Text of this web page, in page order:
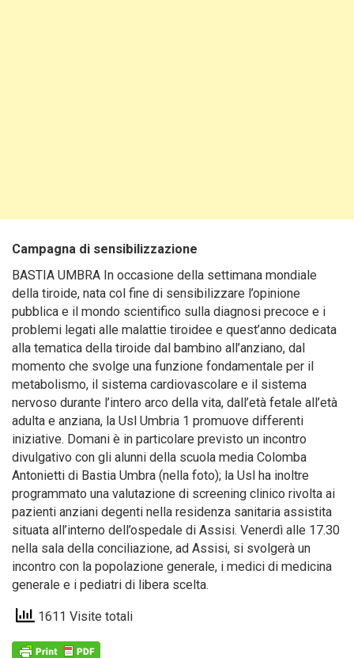
Campagna di sensibilizzazione
BASTIA UMBRA In occasione della settimana mondiale
della tiroide, nata col fine di sensibilizzare l’opinione
pubblica e il mondo scientifico sulla diagnosi precoce e i
problemi legati alle malattie tiroidee e quest’anno dedicata
alla tematica della tiroide dal bambino all’anziano, dal
momento che svolge una funzione fondamentale per il
metabolismo, il sistema cardiovascolare e il sistema
nervoso durante l’intero arco della vita, dall’età fetale all’età
adulta e anziana, la Usl Umbria 1 promuove differenti
iniziative. Domani è in particolare previsto un incontro
divulgativo con gli alunni della scuola media Colomba
Antonietti di Bastia Umbra (nella foto); la Usl ha inoltre
programmato una valutazione di screening clinico rivolta ai
pazienti anziani degenti nella residenza sanitaria assistita
situata all’interno dell’ospedale di Assisi. Venerdì alle 17.30
nella sala della conciliazione, ad Assisi, si svolgerà un
incontro con la popolazione generale, i medici di medicina
generale e i pediatri di libera scelta.
1611 Visite totali